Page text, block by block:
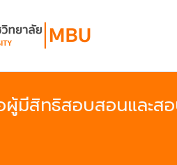
ผู้มีสิทธิสอบสอนและ